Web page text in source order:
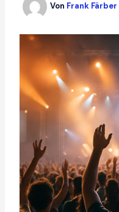
Von Frank Färber